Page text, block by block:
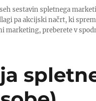
sestavin spletnega
pa akcijski načrt, ki
marketing, preberete v